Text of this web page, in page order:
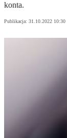
konta.
Publikacja: 31.10.2022 10:30